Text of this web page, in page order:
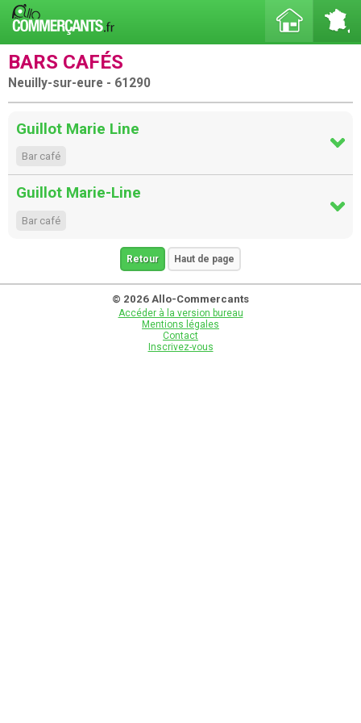
BARS CAFÉS
Neuilly-sur-eure - 61290
Guillot Marie Line
Bar café
Guillot Marie-Line
Bar café
Retour Haut de page
© 2026 Allo-Commercants
Accéder à la version bureau
Mentions légales
Contact
Inscrivez-vous